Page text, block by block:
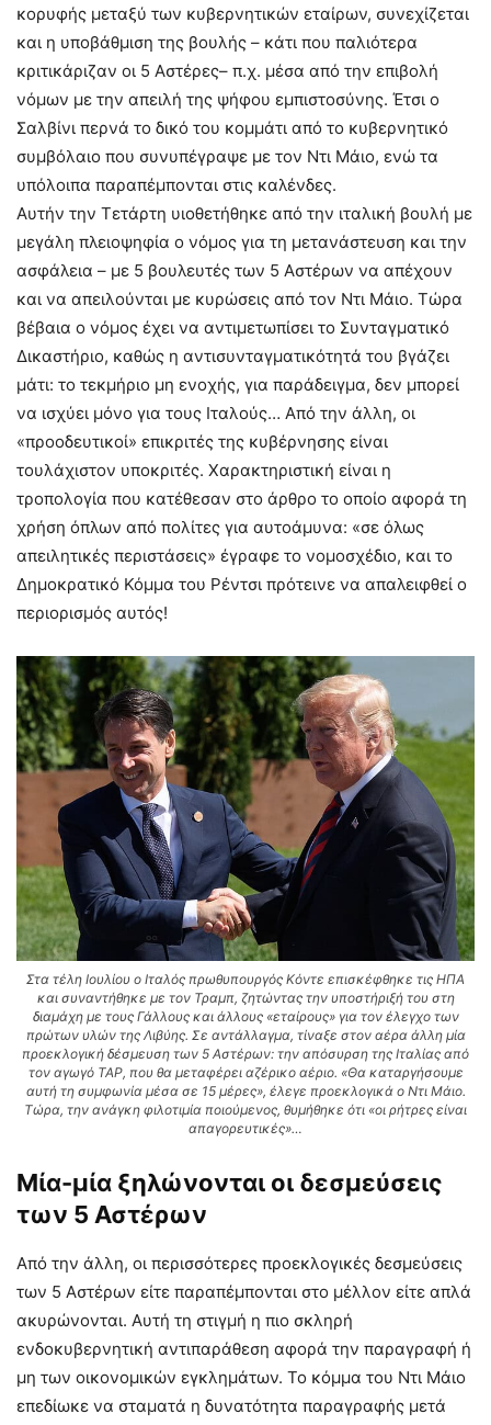
κορυφής μεταξύ των κυβερνητικών εταίρων, συνεχίζεται
και η υποβάθμιση της βουλής – κάτι που παλιότερα
κριτικάριζαν οι 5 Αστέρες– π.χ. μέσα από την επιβολή
νόμων με την απειλή της ψήφου εμπιστοσύνης. Έτσι ο
Σαλβίνι περνά το δικό του κομμάτι από το κυβερνητικό
συμβόλαιο που συνυπέγραψε με τον Ντι Μάιο, ενώ τα
υπόλοιπα παραπέμπονται στις καλένδες.
Αυτήν την Τετάρτη υιοθετήθηκε από την ιταλική βουλή με
μεγάλη πλειοψηφία ο νόμος για τη μετανάστευση και την
ασφάλεια – με 5 βουλευτές των 5 Αστέρων να απέχουν
και να απειλούνται με κυρώσεις από τον Ντι Μάιο. Τώρα
βέβαια ο νόμος έχει να αντιμετωπίσει το Συνταγματικό
Δικαστήριο, καθώς η αντισυνταγματικότητά του βγάζει
μάτι: το τεκμήριο μη ενοχής, για παράδειγμα, δεν μπορεί
να ισχύει μόνο για τους Ιταλούς… Από την άλλη, οι
«προοδευτικοί» επικριτές της κυβέρνησης είναι
τουλάχιστον υποκριτές. Χαρακτηριστική είναι η
τροπολογία που κατέθεσαν στο άρθρο το οποίο αφορά τη
χρήση όπλων από πολίτες για αυτοάμυνα: «σε όλως
απειλητικές περιστάσεις» έγραφε το νομοσχέδιο, και το
Δημοκρατικό Κόμμα του Ρέντσι πρότεινε να απαλειφθεί ο
περιορισμός αυτός!
Στα τέλη Ιουλίου ο Ιταλός πρωθυπουργός Κόντε επισκέφθηκε τις ΗΠΑ
και συναντήθηκε με τον Τραμπ, ζητώντας την υποστήριξή του στη
διαμάχη με τους Γάλλους και άλλους «εταίρους» για τον έλεγχο των
πρώτων υλών της Λιβύης. Σε αντάλλαγμα, τίναξε στον αέρα άλλη μία
προεκλογική δέσμευση των 5 Αστέρων: την απόσυρση της Ιταλίας από
τον αγωγό TAP, που θα μεταφέρει αζέρικο αέριο. «Θα καταργήσουμε
αυτή τη συμφωνία μέσα σε 15 μέρες», έλεγε προεκλογικά ο Ντι Μάιο.
Τώρα, την ανάγκη φιλοτιμία ποιούμενος, θυμήθηκε ότι «οι ρήτρες είναι
απαγορευτικές»…
Μία-μία ξηλώνονται οι δεσμεύσεις
των 5 Αστέρων
Από την άλλη, οι περισσότερες προεκλογικές δεσμεύσεις
των 5 Αστέρων είτε παραπέμπονται στο μέλλον είτε απλά
ακυρώνονται. Αυτή τη στιγμή η πιο σκληρή
ενδοκυβερνητική αντιπαράθεση αφορά την παραγραφή ή
μη των οικονομικών εγκλημάτων. Το κόμμα του Ντι Μάιο
επεδίωκε να σταματά η δυνατότητα παραγραφής μετά